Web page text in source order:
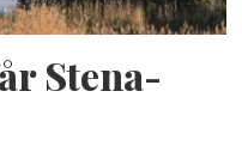
Stena-